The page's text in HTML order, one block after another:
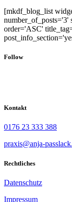
[mkdf_blog_list
number_of_posts='3'
order='ASC'
Follow
Kontakt
0176 23 333 388
praxis@anja-
Rechtliches
Datenschutz
Impressum